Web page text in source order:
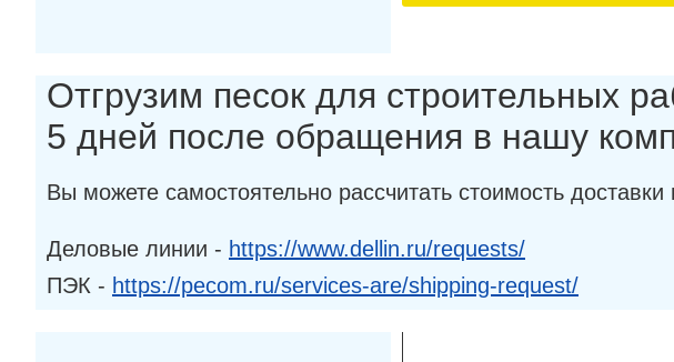
Отгрузим песок для строительных
5 дней после обращения в нашу
Вы можете самостоятельно рассчитать стоимость
Деловые линии - https://www.dellin.ru/requests/
ПЭК - https://pecom.ru/services-are/shipping-request/